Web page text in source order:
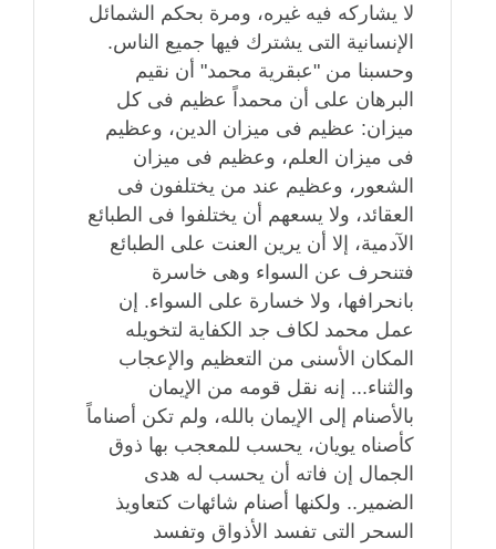
لا يشاركه فيه غيره، ومرة بحكم الشمائل
الإنسانية التى يشترك فيها جميع الناس.
وحسبنا من "عبقرية محمد" أن نقيم
البرهان على أن محمداً عظيم فى كل
ميزان: عظيم فى ميزان الدين، وعظيم
فى ميزان العلم، وعظيم فى ميزان
الشعور، وعظيم عند من يختلفون فى
العقائد، ولا يسعهم أن يختلفوا فى الطبائع
الآدمية، إلا أن يرين العنت على الطبائع
فتنحرف عن السواء وهى خاسرة
بانحرافها، ولا خسارة على السواء. إن
عمل محمد لكاف جد الكفاية لتخويله
المكان الأسنى من التعظيم والإعجاب
والثناء... إنه نقل قومه من الإيمان
بالأصنام إلى الإيمان بالله، ولم تكن أصناماً
كأصناه يويان، يحسب للمعجب بها ذوق
الجمال إن فاته أن يحسب له هدى
الضمير.. ولكنها أصنام شائهات كتعاويذ
السحر التى تفسد الأذواق وتفسد